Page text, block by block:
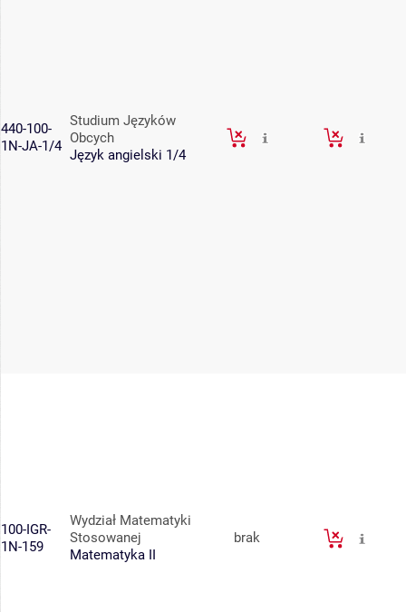
440-100-
1N-JA-1/4
Studium Języków
Obcych
Język angielski 1/4
100-IGR-
1N-159
Wydział Matematyki
Stosowanej
Matematyka II
brak